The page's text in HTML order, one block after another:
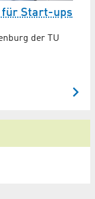
für Start-ups
der TU